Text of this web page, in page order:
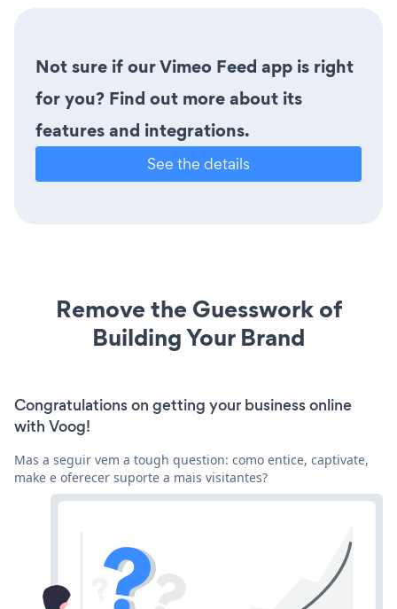
Not sure if our Vimeo Feed app is right
for you? Find out more about its
features and integrations.
See the details
Remove the Guesswork of
Building Your Brand
Congratulations on getting your business online
with Voog!
Mas a seguir vem a tough question: como entice, captivate,
make e oferecer suporte a mais visitantes?